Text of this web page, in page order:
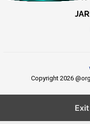
Copyright 2026